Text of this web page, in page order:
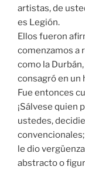
artistas, de
es Legión.
Ellos fueron
comenzamos a
como la
consagró en un
Fue entonces
¡Sálvese quien
ustedes,
le dio
abstracto o